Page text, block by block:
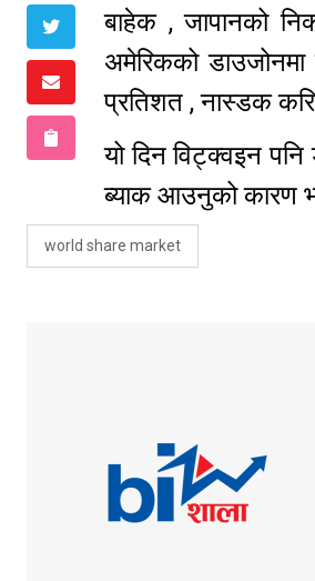
बाहेक , जापानको
अमेरिकको
प्रतिशत , नास्डक
यो दिन विट्क्वइन
ब्याक आउनुको कारण
world share market